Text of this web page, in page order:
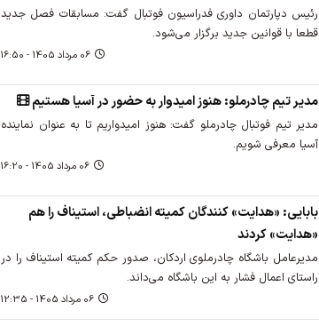
رئیس دپارتمان داوری فدراسیون فوتبال گفت: مسابقات فصل جدید
قطعا با قوانین جدید برگزار می‌شود.
06 مرداد 1405 - 16:50
مدیر تیم چادرملو: هنوز امیدوار به حضور در آسیا هستیم
مدیر تیم فوتبال چادرملو گفت: هنوز امیدواریم تا به عنوان نماینده
آسیا معرفی شویم.
06 مرداد 1405 - 16:20
بابایی: «هدایت» کنندگان کمیته انضباطی، استیناف را هم
«هدایت» کردند
مدیرعامل باشگاه چادرملوی اردکان، صدور حکم کمیته استیناف را در
راستای اعمال فشار به این باشگاه می‌داند.
06 مرداد 1405 - 12:35